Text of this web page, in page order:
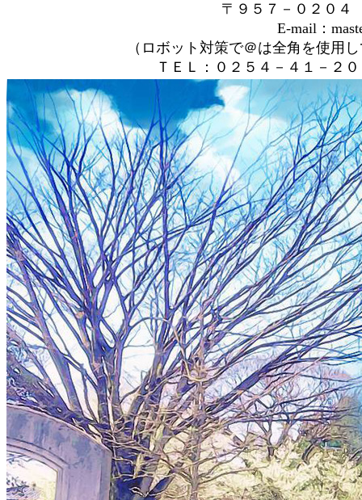
〒９５７－０２０
E-mail：
（ロボット対策で＠は全角を使用
ＴＥＬ：０２５４－４１－２